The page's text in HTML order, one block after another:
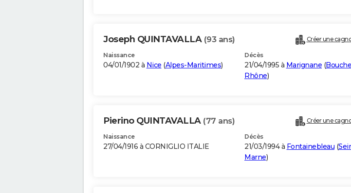
Joseph QUINTAVALLA (93 ans) Créer une
Naissance
04/01/1902 à Nice (Alpes-Maritimes)
Décès
21/04/1995 à Marignane (
Rhône)
Pierino QUINTAVALLA (77 ans) Créer une
Naissance
27/04/1916 à CORNIGLIO ITALIE
Décès
21/03/1994 à Fontainebleau (
Marne)